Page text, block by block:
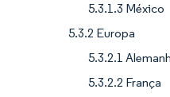
5.3.1.3 México
5.3.2 Europa
5.3.2.1
5.3.2.2 França